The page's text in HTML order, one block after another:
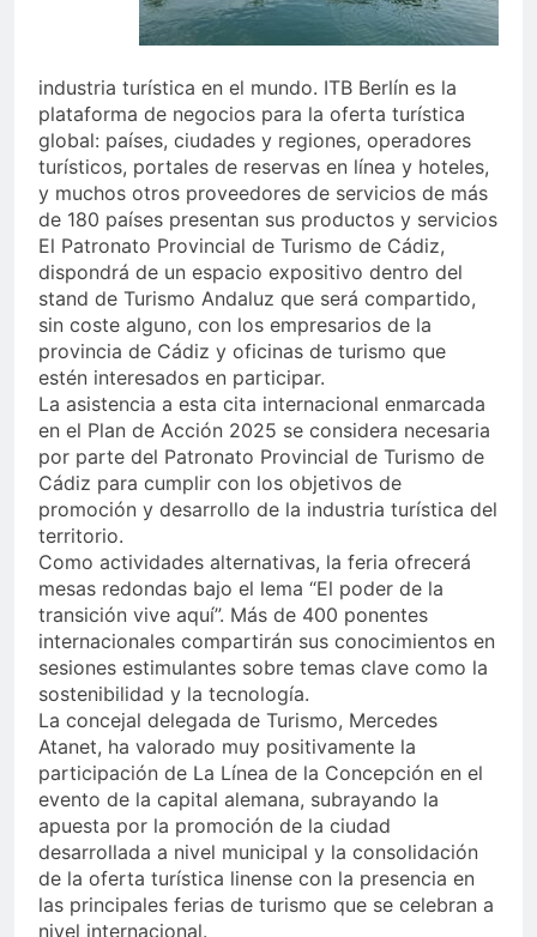
industria turística en el mundo. ITB Berlín es la
plataforma de negocios para la oferta turística
global: países, ciudades y regiones, operadores
turísticos, portales de reservas en línea y hoteles,
y muchos otros proveedores de servicios de más
de 180 países presentan sus productos y servicios
El Patronato Provincial de Turismo de Cádiz,
dispondrá de un espacio expositivo dentro del
stand de Turismo Andaluz que será compartido,
sin coste alguno, con los empresarios de la
provincia de Cádiz y oficinas de turismo que
estén interesados en participar.
La asistencia a esta cita internacional enmarcada
en el Plan de Acción 2025 se considera necesaria
por parte del Patronato Provincial de Turismo de
Cádiz para cumplir con los objetivos de
promoción y desarrollo de la industria turística del
territorio.
Como actividades alternativas, la feria ofrecerá
mesas redondas bajo el lema “El poder de la
transición vive aquí”. Más de 400 ponentes
internacionales compartirán sus conocimientos en
sesiones estimulantes sobre temas clave como la
sostenibilidad y la tecnología.
La concejal delegada de Turismo, Mercedes
Atanet, ha valorado muy positivamente la
participación de La Línea de la Concepción en el
evento de la capital alemana, subrayando la
apuesta por la promoción de la ciudad
desarrollada a nivel municipal y la consolidación
de la oferta turística linense con la presencia en
las principales ferias de turismo que se celebran a
nivel internacional.